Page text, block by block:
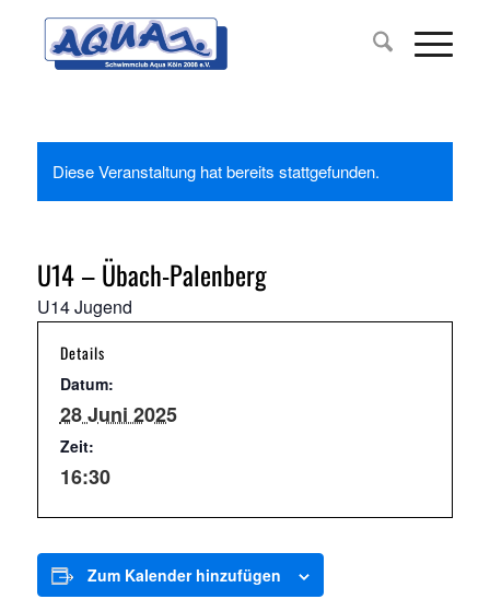
Diese Veranstaltung hat bereits stattgefunden.
U14 – Übach-Palenberg
U14 Jugend
Details
Datum:
28 Juni 2025
Zeit:
16:30
Zum Kalender hinzufügen